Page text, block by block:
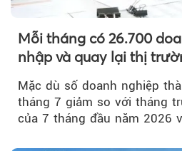
Mỗi tháng có 26.700
nhập và quay lại thị
Mặc dù số doanh nghiệp
tháng 7 giảm so với tháng
của 7 tháng đầu năm 2026